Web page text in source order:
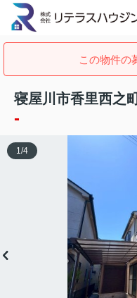
この物件の
寝屋川市香里西之
-
1/4